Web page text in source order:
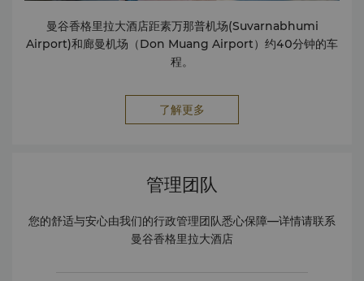
年 10 月 5 日） 曼谷香格里拉大酒店荣获 2021 年 TripAdvisor 旅
行者之选奖（2021 年 9 月） 泰国公共卫生部为曼谷香格里拉大酒
店 Chi、The Spa、健康俱乐部和酒店的餐厅 NEXT2 Café、
爱奖得主。 （2020 年 12 月）) 泰国美国商会（2020 年 10 月
香宫被《Tatler》杂志读者评为2019年最佳中餐厅之一。 （2020
健康俱乐部和酒店的餐厅 NEXT2 Café、Shang Palace、大堂酒
廊、Volti 和 Salathip 颁发的 COVID-19 预防证书（2020年7 月)
曼谷香格里拉大酒店距素万那普机场(Suvarnabhumi
Airport)和廊曼机场（Don Muang Airport）约40分钟的车
程。
了解更多
管理团队
您的舒适与安心由我们的行政管理团队悉心保障—详情请联系
曼谷香格里拉大酒店